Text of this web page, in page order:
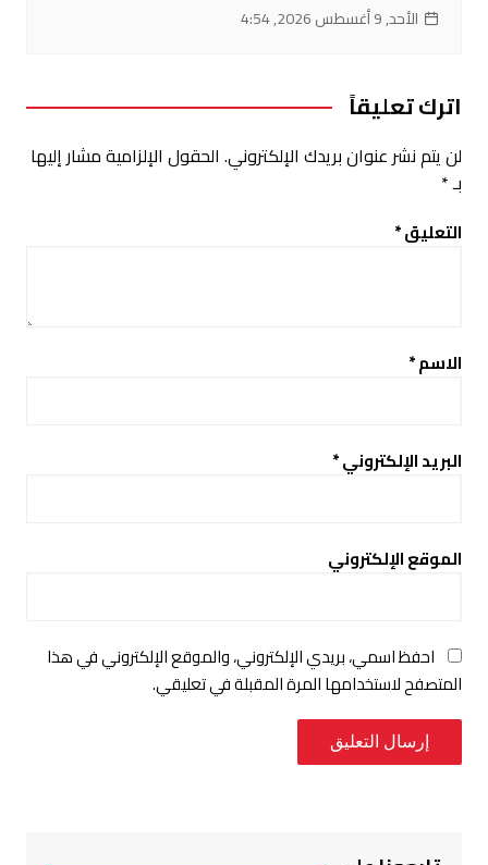
الأحد, 9 أغسطس 2026, 4:54
اترك تعليقاً
لن يتم نشر عنوان بريدك الإلكتروني. الحقول الإلزامية مشار إليها
بـ*
التعليق*
الاسم*
البريد الإلكتروني*
الموقع الإلكتروني
احفظ اسمي، بريدي الإلكتروني، والموقع الإلكتروني في هذا
المتصفح لاستخدامها المرة المقبلة في تعليقي.